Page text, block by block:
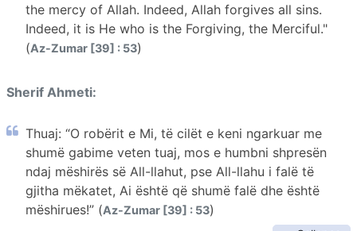
the mercy of Allah. Indeed, Allah forgives all sins.
Indeed, it is He who is the Forgiving, the Merciful."
(Az-Zumar [39] : 53)
Sherif Ahmeti:
Thuaj: “O robërit e Mi, të cilët e keni ngarkuar me
shumë gabime veten tuaj, mos e humbni shpresën
ndaj mëshirës së All-llahut, pse All-llahu i falë të
gjitha mëkatet, Ai është që shumë falë dhe është
mëshirues!” (Az-Zumar [39] : 53)